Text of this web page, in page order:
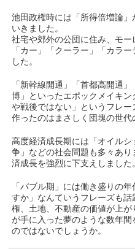
池田政権時には「所得倍増論
いきました。
社宅や郊外の公団に住み、モ
「カー」「クーラー」「カラ
した。
「新幹線開通」「首都高開通
博」といったエポックメイキ
や戦後ではない」というフレ
作ったのはまさしく団塊の世代
高度経済成長期には「オイル
争」などの社会問題も多々あ
済成長を強烈に下支えしました
「バブル期」には働き盛りの
すか」なんていうフレーズも
権、土地、不動産の価値が上
が手に入った夢のような数年
のではないでしょうか。